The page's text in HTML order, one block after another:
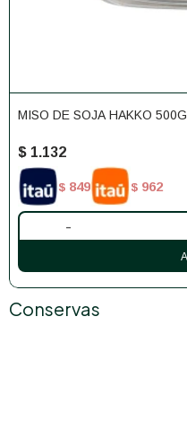
MISO DE SOJA HAKKO 500G
$ 1.132
$ 849 $ 962
-
Conservas